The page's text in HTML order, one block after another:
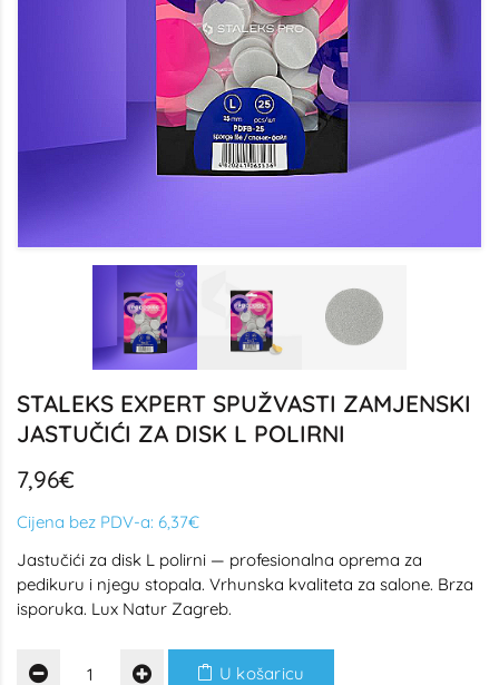
STALEKS EXPERT SPUŽVASTI ZAMJENSKI
JASTUČIĆI ZA DISK L POLIRNI
7,96€
Cijena bez PDV-a: 6,37€
Jastučići za disk L polirni — profesionalna oprema za
pedikuru i njegu stopala. Vrhunska kvaliteta za salone. Brza
isporuka. Lux Natur Zagreb.
U košaricu